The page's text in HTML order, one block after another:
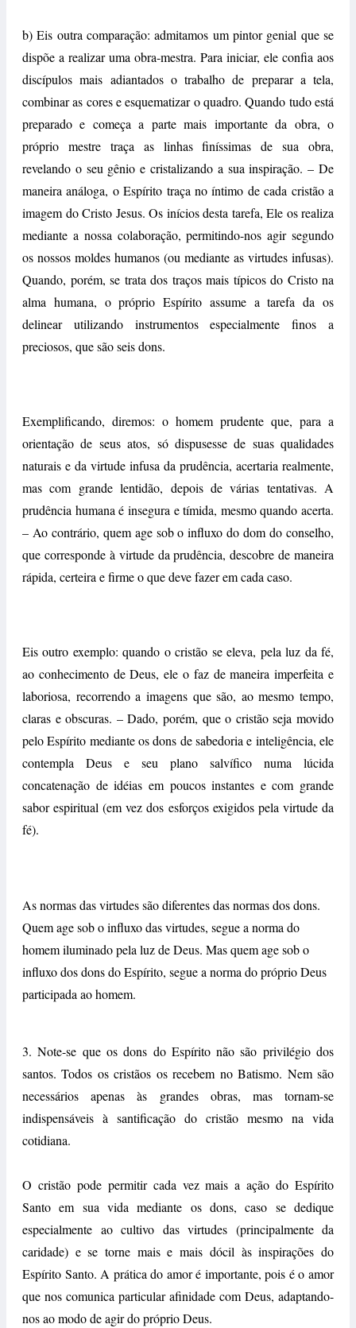
b) Eis outra comparação: admitamos um pintor genial que se
dispõe a realizar uma obra-mestra. Para iniciar, ele confia aos
discípulos mais adiantados o trabalho de preparar a tela,
combinar as cores e esquematizar o quadro. Quando tudo está
preparado e começa a parte mais importante da obra, o
próprio mestre traça as linhas finíssimas de sua obra,
revelando o seu gênio e cristalizando a sua inspiração. – De
maneira análoga, o Espírito traça no íntimo de cada cristão a
imagem do Cristo Jesus. Os inícios desta tarefa, Ele os realiza
mediante a nossa colaboração, permitindo-nos agir segundo
os nossos moldes humanos (ou mediante as virtudes infusas).
Quando, porém, se trata dos traços mais típicos do Cristo na
alma humana, o próprio Espírito assume a tarefa da os
delinear utilizando instrumentos especialmente finos a
preciosos, que são seis dons.
Exemplificando, diremos: o homem prudente que, para a
orientação de seus atos, só dispusesse de suas qualidades
naturais e da virtude infusa da prudência, acertaria realmente,
mas com grande lentidão, depois de várias tentativas. A
prudência humana é insegura e tímida, mesmo quando acerta.
– Ao contrário, quem age sob o influxo do dom do conselho,
que corresponde à virtude da prudência, descobre de maneira
rápida, certeira e firme o que deve fazer em cada caso.
Eis outro exemplo: quando o cristão se eleva, pela luz da fé,
ao conhecimento de Deus, ele o faz de maneira imperfeita e
laboriosa, recorrendo a imagens que são, ao mesmo tempo,
claras e obscuras. – Dado, porém, que o cristão seja movido
pelo Espírito mediante os dons de sabedoria e inteligência, ele
contempla Deus e seu plano salvífico numa lúcida
concatenação de idéias em poucos instantes e com grande
sabor espiritual (em vez dos esforços exigidos pela virtude da
fé).
As normas das virtudes são diferentes das normas dos dons.
Quem age sob o influxo das virtudes, segue a norma do
homem iluminado pela luz de Deus. Mas quem age sob o
influxo dos dons do Espírito, segue a norma do próprio Deus
participada ao homem.
3. Note-se que os dons do Espírito não são privilégio dos
santos. Todos os cristãos os recebem no Batismo. Nem são
necessários apenas às grandes obras, mas tornam-se
indispensáveis à santificação do cristão mesmo na vida
cotidiana.
O cristão pode permitir cada vez mais a ação do Espírito
Santo em sua vida mediante os dons, caso se dedique
especialmente ao cultivo das virtudes (principalmente da
caridade) e se torne mais e mais dócil às inspirações do
Espírito Santo. A prática do amor é importante, pois é o amor
que nos comunica particular afinidade com Deus, adaptando-
nos ao modo de agir do próprio Deus.